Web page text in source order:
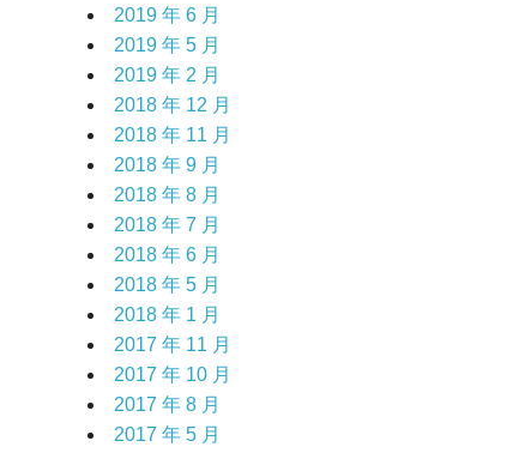
2019 年 6 月
2019 年 5 月
2019 年 2 月
2018 年 12 月
2018 年 11 月
2018 年 9 月
2018 年 8 月
2018 年 7 月
2018 年 6 月
2018 年 5 月
2018 年 1 月
2017 年 11 月
2017 年 10 月
2017 年 8 月
2017 年 5 月